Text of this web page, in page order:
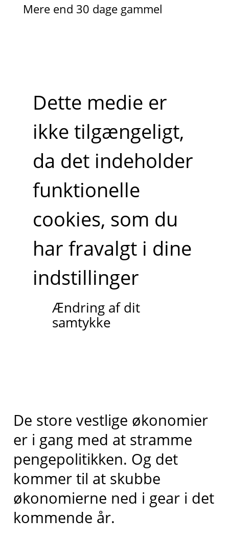
Mere end 30 dage gammel
Dette medie er
ikke tilgængeligt,
da det indeholder
funktionelle
cookies, som du
har fravalgt i dine
indstillinger
Ændring af dit
samtykke
De store vestlige økonomier
er i gang med at stramme
pengepolitikken. Og det
kommer til at skubbe
økonomierne ned i gear i det
kommende år.